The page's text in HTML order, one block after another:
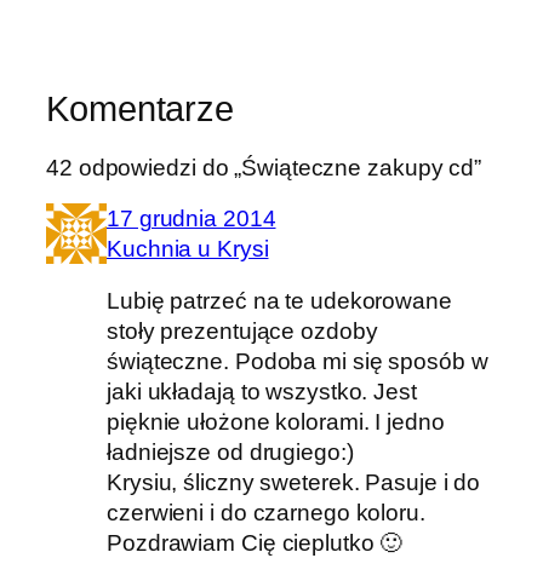
Komentarze
42 odpowiedzi do „Świąteczne zakupy cd”
17 grudnia 2014
Kuchnia u Krysi
Lubię patrzeć na te udekorowane
stoły prezentujące ozdoby
świąteczne. Podoba mi się sposób w
jaki układają to wszystko. Jest
pięknie ułożone kolorami. I jedno
ładniejsze od drugiego:)
Krysiu, śliczny sweterek. Pasuje i do
czerwieni i do czarnego koloru.
Pozdrawiam Cię cieplutko 🙂